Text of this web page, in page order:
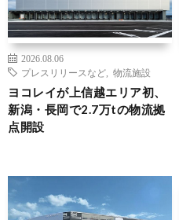
2026.08.06
プレスリリースなど
物流施設
ヨコレイが上信越エリア初、
新潟・長岡で2.7万tの物流拠
点開設